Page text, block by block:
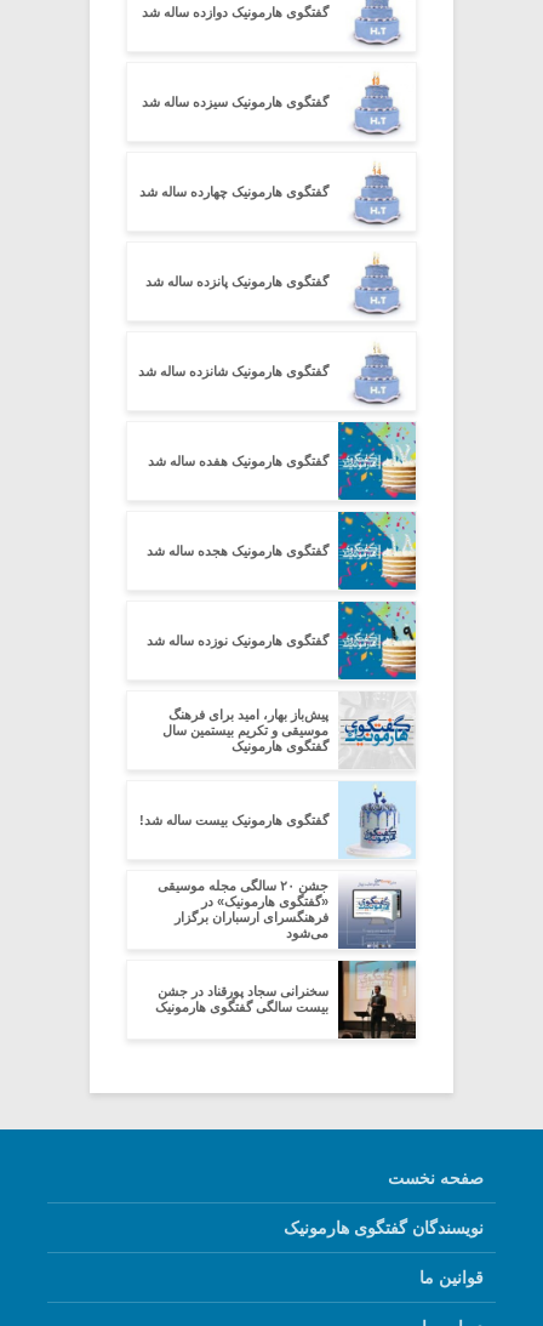
گفتگوی هارمونیک دوازده ساله شد
گفتگوی هارمونیک سیزده ساله شد
گفتگوی هارمونیک چهارده ساله شد
گفتگوی هارمونیک پانزده ساله شد
گفتگوی هارمونیک شانزده ساله شد
گفتگوی هارمونیک هفده ساله شد
گفتگوی هارمونیک هجده ساله شد
گفتگوی هارمونیک نوزده ساله شد
پیش‌باز بهار، امید برای فرهنگ
موسیقی و تکریم بیستمین سال
گفتگوی هارمونیک
گفتگوی هارمونیک بیست ساله شد!
جشن ۲۰ سالگی مجله موسیقی
«گفتگوی هارمونیک» در
فرهنگسرای ارسباران برگزار
می‌شود
سخنرانی سجاد پورقناد در جشن
بیست سالگی گفتگوی هارمونیک
صفحه نخست
نویسندگان گفتگوی هارمونیک
قوانین ما